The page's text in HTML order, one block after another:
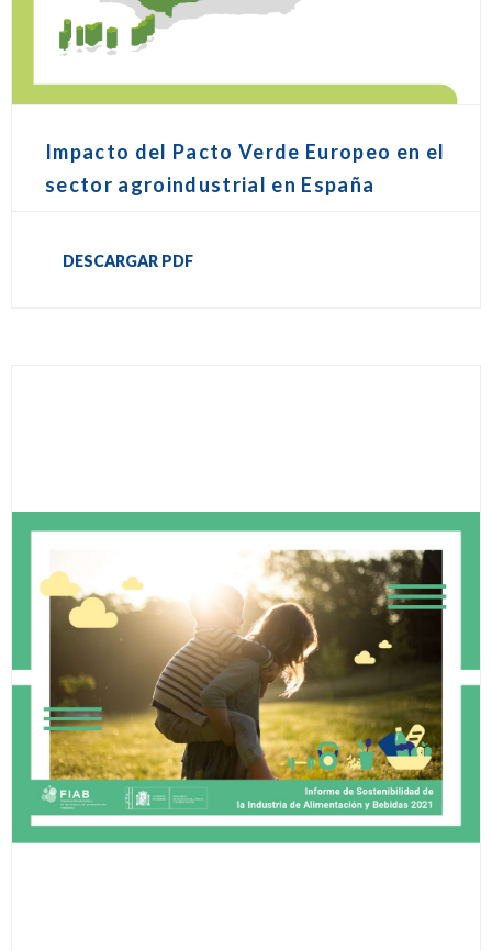
Impacto del Pacto Verde Europeo en el
sector agroindustrial en España
DESCARGAR PDF